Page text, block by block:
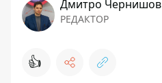
Дмитро Чернишов
РЕДАКТОР
👍